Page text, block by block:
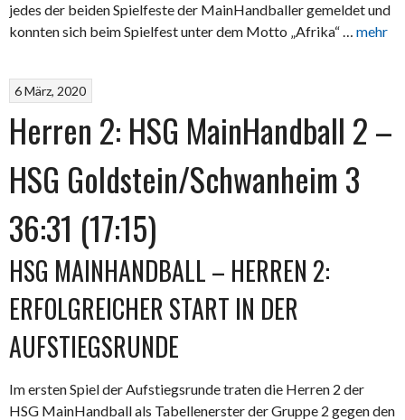
jedes der beiden Spielfeste der MainHandballer gemeldet und
konnten sich beim Spielfest unter dem Motto „Afrika“ … mehr
6 März, 2020
Herren 2: HSG MainHandball 2 –
HSG Goldstein/Schwanheim 3
36:31 (17:15)
HSG MAINHANDBALL – HERREN 2:
ERFOLGREICHER START IN DER
AUFSTIEGSRUNDE
Im ersten Spiel der Aufstiegsrunde traten die Herren 2 der
HSG MainHandball als Tabellenerster der Gruppe 2 gegen den